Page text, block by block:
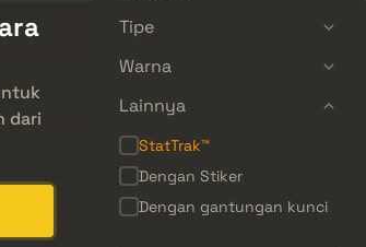
dari
Tipe
Warna
Lainnya
StatTrak™
Dengan Stiker
Dengan gantungan kunci